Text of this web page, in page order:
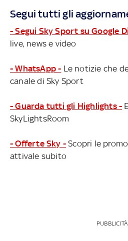
Segui tutti gli
- Segui Sky Sport su Google
live, news e video
- WhatsApp - Le notizie che
canale di Sky Sport
- Guarda tutti gli Highlights -
SkyLightsRoom
- Offerte Sky - Scopri le
attivale subito
PUBBLICITÀ